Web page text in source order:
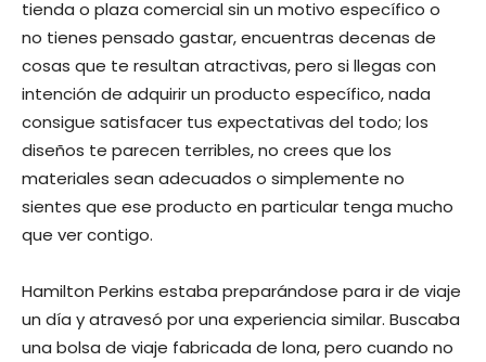
tienda o plaza comercial sin un motivo específico o
no tienes pensado gastar, encuentras decenas de
cosas que te resultan atractivas, pero si llegas con
intención de adquirir un producto específico, nada
consigue satisfacer tus expectativas del todo; los
diseños te parecen terribles, no crees que los
materiales sean adecuados o simplemente no
sientes que ese producto en particular tenga mucho
que ver contigo.
Hamilton Perkins estaba preparándose para ir de viaje
un día y atravesó por una experiencia similar. Buscaba
una bolsa de viaje fabricada de lona, pero cuando no